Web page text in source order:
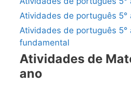
Atividades de português 5°
Atividades de português 5°
fundamental
Atividades de
ano